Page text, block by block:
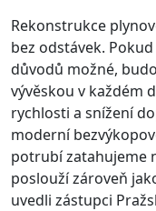
Rekonstrukce
bez odstávek.
důvodů možné,
vývěskou v každém
rychlosti a snížení
moder­ní
potrubí zatahujeme
poslouží zároveň
uvedli zástupci